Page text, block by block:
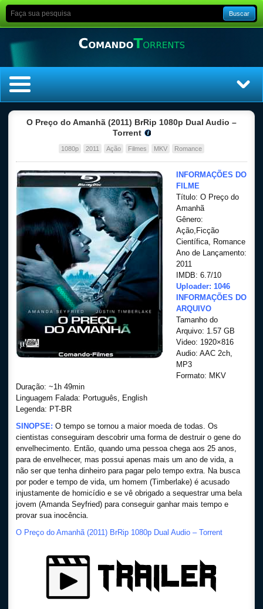
Buscar
Top Séries
Filmes
Dublado
Legendado
O Preço do Amanhã (2011) BrRip 1080p Dual Audio –
Torrent
1080p 2011 Ação Filmes MKV Romance
INFORMAÇÕES DO
FILME
Título: O Preço do
Amanhã
Gênero:
Ação,Ficção
Científica, Romance
Ano de Lançamento:
2011
IMDB: 6.7/10
Uploader: 1046
INFORMAÇÕES DO
ARQUIVO
Tamanho do
Arquivo: 1.57 GB
Video: 1920×816
Audio: AAC 2ch,
MP3
Formato: MKV
Duração: ~1h 49min
Linguagem Falada: Português, English
Legenda: PT-BR
SINOPSE: O tempo se tornou a maior moeda de todas. Os
cientistas conseguiram descobrir uma forma de destruir o gene do
envelhecimento. Então, quando uma pessoa chega aos 25 anos,
para de envelhecer, mas possui apenas mais um ano de vida, a
não ser que tenha dinheiro para pagar pelo tempo extra. Na busca
por poder e tempo de vida, um homem (Timberlake) é acusado
injustamente de homicídio e se vê obrigado a sequestrar uma bela
jovem (Amanda Seyfried) para conseguir ganhar mais tempo e
provar sua inocência.
O Preço do Amanhã (2011) BrRip 1080p Dual Audio – Torrent